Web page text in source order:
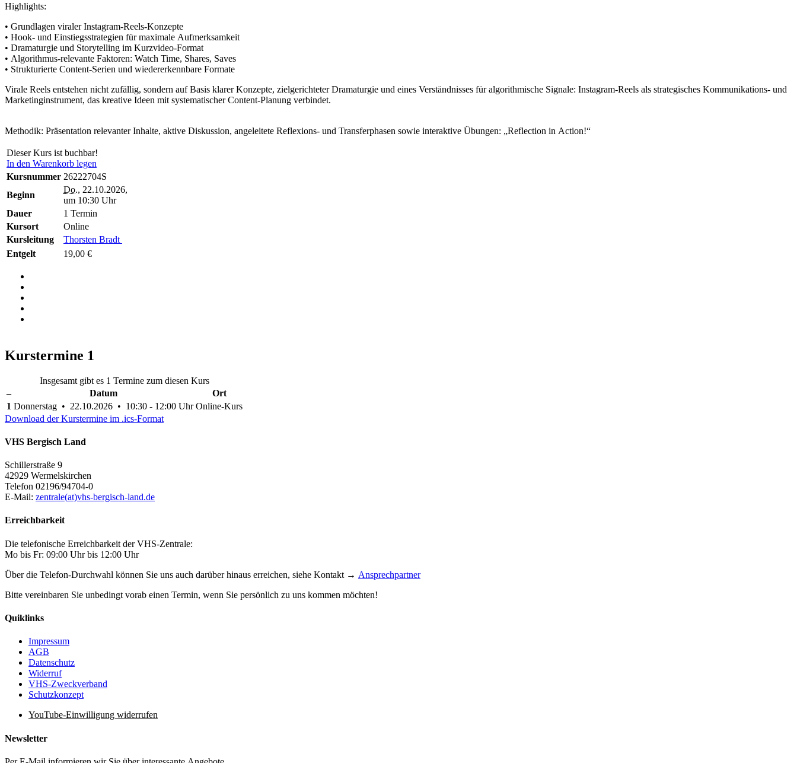
Highlights:
• Grundlagen viraler Instagram‑Reels‑Konzepte
• Hook‑ und Einstiegsstrategien für maximale Aufmerksamkeit
• Dramaturgie und Storytelling im Kurzvideo‑Format
• Algorithmus‑relevante Faktoren: Watch Time, Shares, Saves
• Strukturierte Content‑Serien und wiedererkennbare Formate
Virale Reels entstehen nicht zufällig, sondern auf Basis klarer Konzepte, zielgerichteter Dramaturgie und eines Verständnisses für algorithmische Signale: Instagram-Reels als strategisches Kommunikations‑ und
Marketinginstrument, das kreative Ideen mit systematischer Content‑Planung verbindet.
Methodik: Präsentation relevanter Inhalte, aktive Diskussion, angeleitete Reflexions- und Transferphasen sowie interaktive Übungen: „Reflection in Action!“
Dieser Kurs ist buchbar!
In den Warenkorb legen
Kursnummer 26222704S
Beginn
Do., 22.10.2026,
um 10:30 Uhr
Dauer
1 Termin
Kursort
Online
Kursleitung
Thorsten Bradt
Entgelt
19,00 €
Kurstermine 1
Insgesamt gibt es 1 Termine zum diesen Kurs
–
Datum
Ort
1 Donnerstag • 22.10.2026 • 10:30 - 12:00 Uhr Online-Kurs
Download der Kurstermine im .ics-Format
VHS Bergisch Land
Schillerstraße 9
42929 Wermelskirchen
Telefon 02196/94704-0
E-Mail: zentrale(at)vhs-bergisch-land.de
Erreichbarkeit
Die telefonische Erreichbarkeit der VHS-Zentrale:
Mo bis Fr: 09:00 Uhr bis 12:00 Uhr
Über die Telefon-Durchwahl können Sie uns auch darüber hinaus erreichen, siehe Kontakt → Ansprechpartner
Bitte vereinbaren Sie unbedingt vorab einen Termin, wenn Sie persönlich zu uns kommen möchten!
Quiklinks
Impressum
AGB
Datenschutz
Widerruf
VHS-Zweckverband
Schutzkonzept
YouTube-Einwilligung widerrufen
Newsletter